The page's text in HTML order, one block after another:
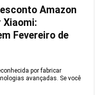
Amazon
Xiaomi:
Fevereiro de
por fabricar
avançadas. Se você